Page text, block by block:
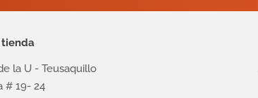
la U - Teusaquillo
# 19- 24